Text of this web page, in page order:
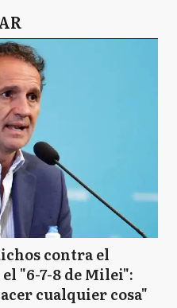
contra el
"6-7-8 de Milei":
cualquier cosa"